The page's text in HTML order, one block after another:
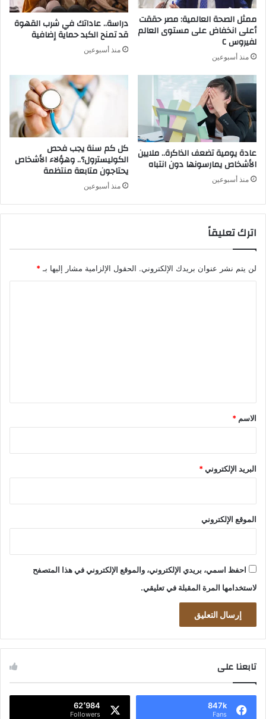
ممثل الصحة العالمية: مصر حققت
أعلى انخفاض على مستوى العالم
لفيروس C
منذ أسبوعين
دراسة.. عاداتك في شرب القهوة
قد تمنح الكبد حماية إضافية
منذ أسبوعين
عادة يومية تضعف الذاكرة.. ملايين
الأشخاص يمارسونها دون انتباه
منذ أسبوعين
كل كم سنة يجب فحص
الكوليسترول؟.. وهؤلاء الأشخاص
يحتاجون متابعة منتظمة
منذ أسبوعين
اترك تعليقاً
لن يتم نشر عنوان بريدك الإلكتروني. الحقول الإلزامية مشار إليها بـ *
*
الاسم *
البريد الإلكتروني*
الموقع الإلكتروني
احفظ اسمي، بريدي الإلكتروني، والموقع الإلكتروني في هذا المتصفح
لاستخدامها المرة المقبلة في تعليقي.
تابعنا على
847k
Fans
62٬984
Followers